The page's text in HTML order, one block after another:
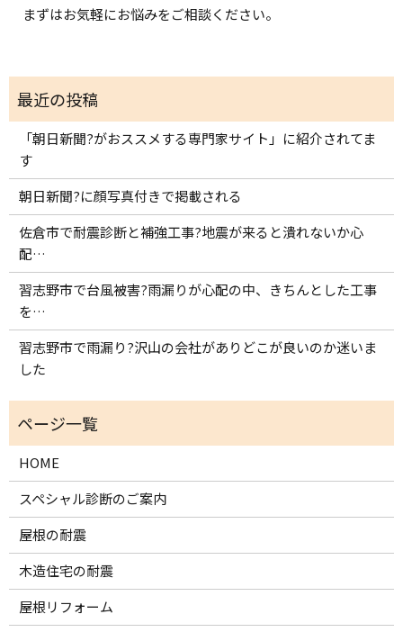
まずはお気軽にお悩みをご相談ください。
「朝日新聞?がおススメする専門家サイト」に紹介されてま
す
朝日新聞?に顔写真付きで掲載される
佐倉市で耐震診断と補強工事?地震が来ると潰れないか心
配…
習志野市で台風被害?雨漏りが心配の中、きちんとした工事
を…
習志野市で雨漏り?沢山の会社がありどこが良いのか迷いま
した
HOME
スペシャル診断のご案内
屋根の耐震
木造住宅の耐震
屋根リフォーム